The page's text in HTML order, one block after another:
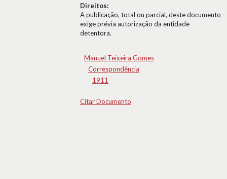
Direitos:
A publicação, total ou parcial, deste documento
exige prévia autorização da entidade
detentora.
Manuel Teixeira Gomes
Correspondência
1911
Citar Documento